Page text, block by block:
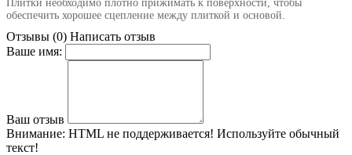
Плитки необходимо плотно прижимать к поверхности, чтобы
обеспечить хорошее сцепление между плиткой и основой.
Отзывы (0) Написать отзыв
Ваше имя:
Ваш отзыв
Внимание: HTML не поддерживается! Используйте обычный
текст!